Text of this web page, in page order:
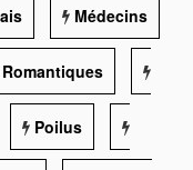
Médecins
Romantiques
Poilus